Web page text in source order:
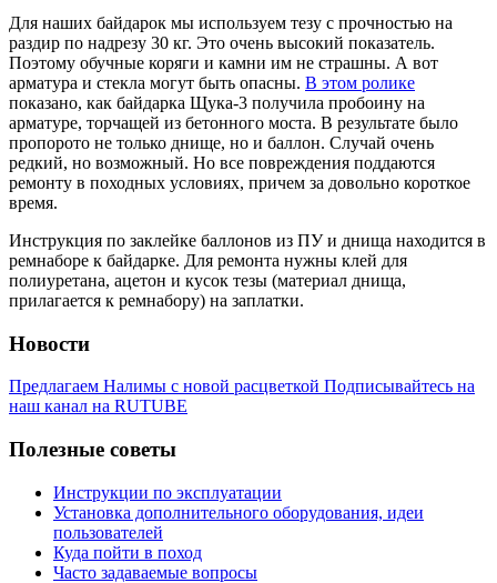
Для наших байдарок мы используем тезу с прочностью на
раздир по надрезу 30 кг. Это очень высокий показатель.
Поэтому обучные коряги и камни им не страшны. А вот
арматура и стекла могут быть опасны. В этом ролике
показано, как байдарка Щука-3 получила пробоину на
арматуре, торчащей из бетонного моста. В результате было
пропорото не только днище, но и баллон. Случай очень
редкий, но возможный. Но все повреждения поддаются
ремонту в походных условиях, причем за довольно короткое
время.
Инструкция по заклейке баллонов из ПУ и днища находится в
ремнаборе к байдарке. Для ремонта нужны клей для
полиуретана, ацетон и кусок тезы (материал днища,
прилагается к ремнабору) на заплатки.
Новости
Предлагаем Налимы с новой расцветкой Подписывайтесь на
наш канал на RUTUBE
Полезные советы
Инструкции по эксплуатации
Установка дополнительного оборудования, идеи
пользователей
Куда пойти в поход
Часто задаваемые вопросы